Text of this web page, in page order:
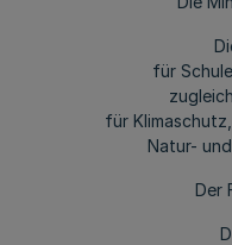
für
für
Natur-
Der